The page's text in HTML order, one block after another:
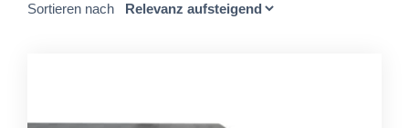
Sortieren nach